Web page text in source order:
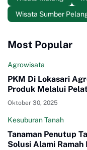
Wisata Sumber
Most Popular
Agrowisata
PKM Di Lokasari
Produk Melalui
Oktober 30, 2025
Kesuburan Tanah
Tanaman Penutup
Solusi Alami Ramah